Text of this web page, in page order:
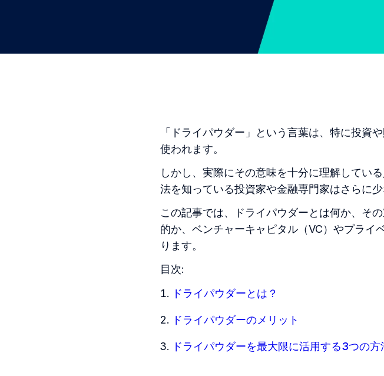
「ドライパウダー」という言葉は、特に投資
使われます。
しかし、実際にその意味を十分に理解してい
法を知っている投資家や金融専門家はさらに少
この記事では、ドライパウダーとは何か、そ
的か、ベンチャーキャピタル（VC）やプライ
ります。
目次:
ドライパウダーとは？
ドライパウダーのメリット
ドライパウダーを最大限に活用する3つの方